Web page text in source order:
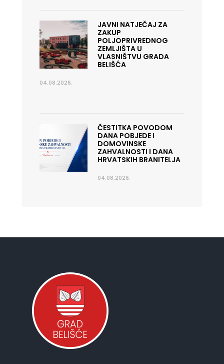
JAVNI NATJEČAJ ZA
ZAKUP
POLJOPRIVREDNOG
ZEMLJIŠTA U
VLASNIŠTVU GRADA
BELIŠĆA
04.08.2026.
ČESTITKA POVODOM
DANA POBJEDE I
DOMOVINSKE
ZAHVALNOSTI I DANA
HRVATSKIH BRANITELJA
04.08.2026.